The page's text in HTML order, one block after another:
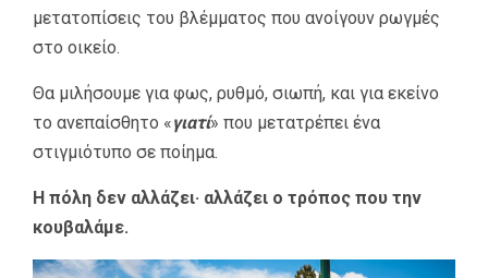
μετατοπίσεις του βλέμματος που ανοίγουν ρωγμές
στο οικείο.
Θα μιλήσουμε για φως, ρυθμό, σιωπή, και για εκείνο
το ανεπαίσθητο «γιατί» που μετατρέπει ένα
στιγμιότυπο σε ποίημα.
Η πόλη δεν αλλάζει· αλλάζει ο τρόπος που την
κουβαλάμε.